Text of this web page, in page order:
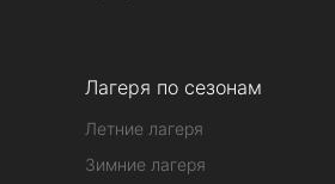
Лагеря по сезонам
Летние лагеря
Зимние лагеря